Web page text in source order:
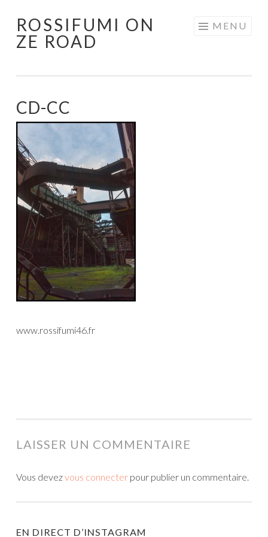
Aller
au
ROSSIFUMI ON
ZE ROAD
MENU
CD-CC
www.rossifumi46.fr
LAISSER UN COMMENTAIRE
Vous devezvous connecter pour publier un commentaire.
EN DIRECT D’INSTAGRAM